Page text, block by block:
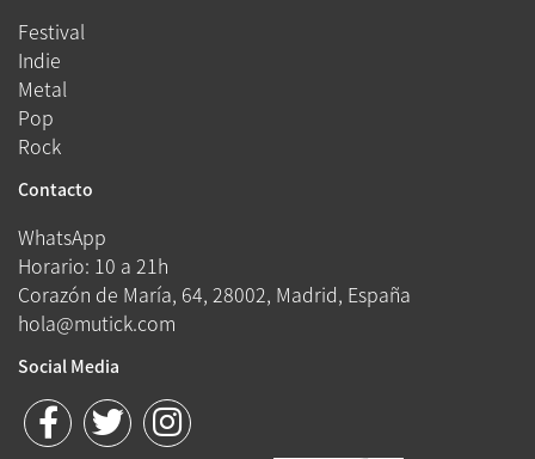
Festival
Indie
Metal
Pop
Rock
Contacto
WhatsApp
Horario: 10 a 21h
Corazón de María, 64, 28002, Madrid, España
hola@mutick.com
Social Media